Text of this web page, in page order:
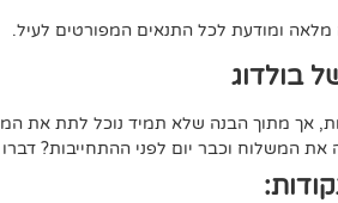
ומודעת לכל התנאים המפורטים לעיל.
בולדוג
אך מתוך הבנה שלא תמיד נוכל לתת
המשלוח וכבר יום לפני ההתחייבות? דברו